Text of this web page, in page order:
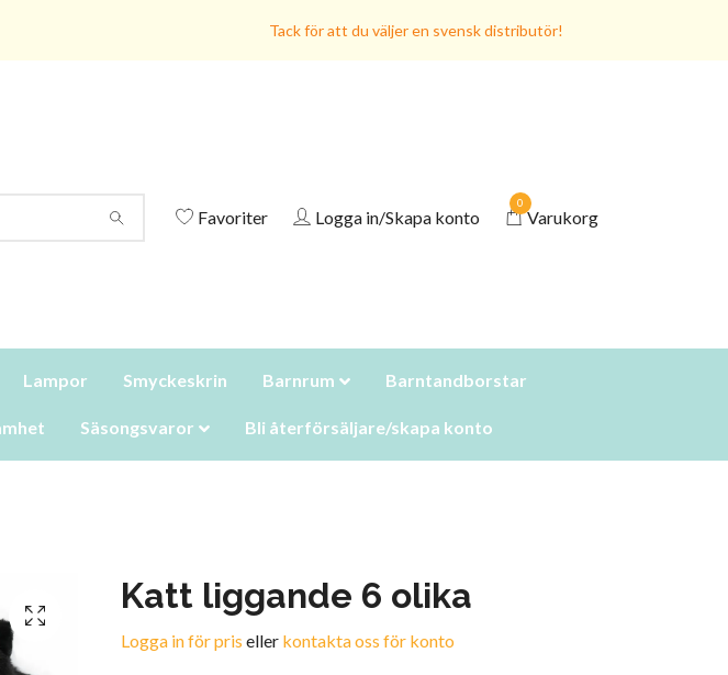
Tack för att du väljer en svensk distributör!
Favoriter Logga in/Skapa konto
0
Varukorg
Lampor Smyckeskrin Barnrum Barntandborstar
Säsongsvaror Bli återförsäljare/skapa konto
Katt liggande 6 olika
Logga in för pris eller kontakta oss för konto